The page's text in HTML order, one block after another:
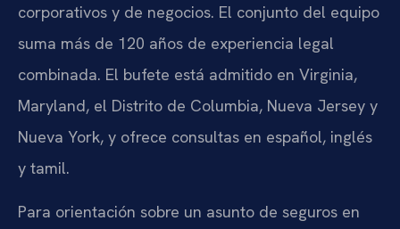
corporativos y de negocios. El conjunto del equipo
suma más de 120 años de experiencia legal
combinada. El bufete está admitido en Virginia,
Maryland, el Distrito de Columbia, Nueva Jersey y
Nueva York, y ofrece consultas en español, inglés
y tamil.
Para orientación sobre un asunto de seguros en